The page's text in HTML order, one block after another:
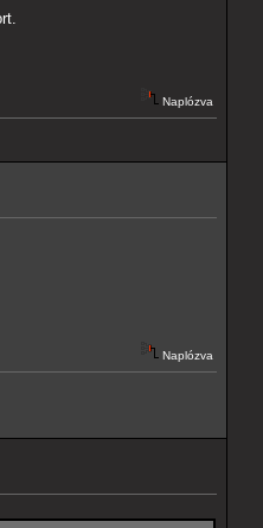
Naplózva
Naplózva